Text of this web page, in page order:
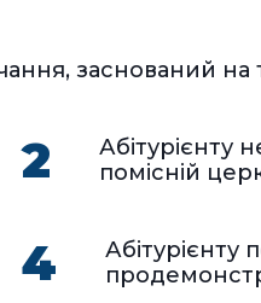
заснований на
2
Абітурієнту
помісній
4
Абітурієнту